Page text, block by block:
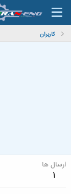
کاربران
ارسال ها
1